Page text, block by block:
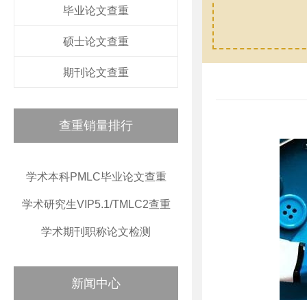
毕业论文查重
硕士论文查重
期刊论文查重
查重销量排行
学术本科PMLC毕业论文查重
学术研究生VIP5.1/TMLC2查重
学术期刊职称论文检测
新闻中心